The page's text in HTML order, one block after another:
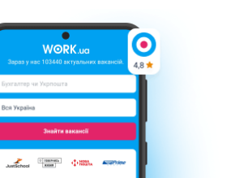
us About us
Сareer
Help Terms of use